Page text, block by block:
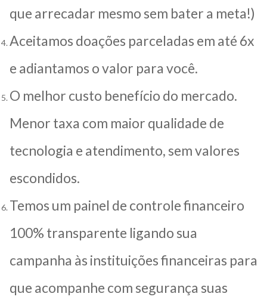
que arrecadar mesmo sem bater a meta!)
Aceitamos doações parceladas em até 6x
e adiantamos o valor para você.
O melhor custo benefício do mercado.
Menor taxa com maior qualidade de
tecnologia e atendimento, sem valores
escondidos.
Temos um painel de controle financeiro
100% transparente ligando sua
campanha às instituições financeiras para
que acompanhe com segurança suas